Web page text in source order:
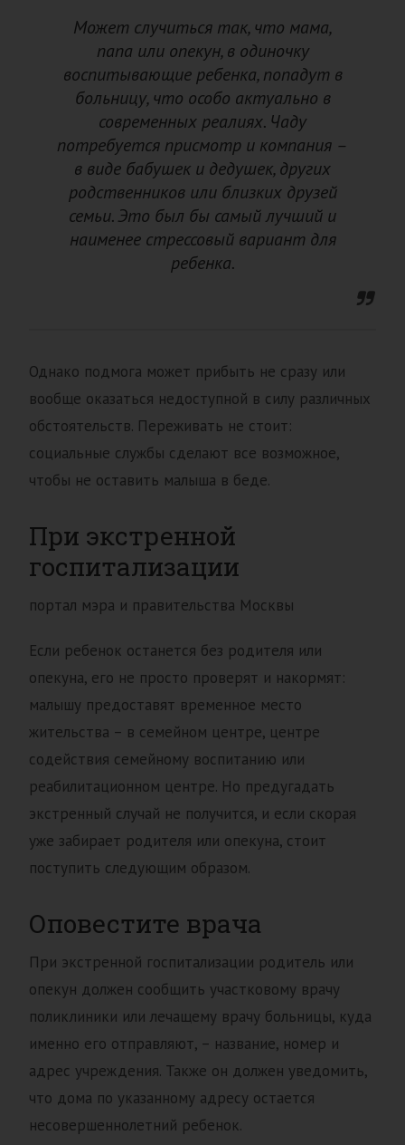
Может случиться так, что мама,
папа или опекун, в одиночку
воспитывающие ребенка, попадут в
больницу, что особо актуально в
современных реалиях. Чаду
потребуется присмотр и компания –
в виде бабушек и дедушек, других
родственников или близких друзей
семьи. Это был бы самый лучший и
наименее стрессовый вариант для
ребенка.
Однако подмога может прибыть не сразу или
вообще оказаться недоступной в силу различных
обстоятельств. Переживать не стоит:
социальные службы сделают все возможное,
чтобы не оставить малыша в беде.
При экстренной
госпитализации
портал мэра и правительства Москвы
Если ребенок останется без родителя или
опекуна, его не просто проверят и накормят:
малышу предоставят временное место
жительства – в семейном центре, центре
содействия семейному воспитанию или
реабилитационном центре. Но предугадать
экстренный случай не получится, и если скорая
уже забирает родителя или опекуна, стоит
поступить следующим образом.
Оповестите врача
При экстренной госпитализации родитель или
опекун должен сообщить участковому врачу
поликлиники или лечащему врачу больницы, куда
именно его отправляют, – название, номер и
адрес учреждения. Также он должен уведомить,
что дома по указанному адресу остается
несовершеннолетний ребенок.